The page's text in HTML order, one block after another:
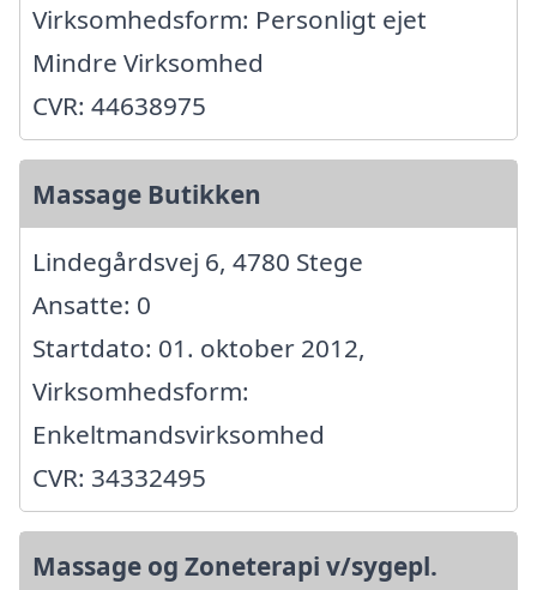
Virksomhedsform: Personligt ejet
Mindre Virksomhed
CVR: 44638975
Massage Butikken
Lindegårdsvej 6, 4780 Stege
Ansatte: 0
Startdato: 01. oktober 2012,
Virksomhedsform:
Enkeltmandsvirksomhed
CVR: 34332495
Massage og Zoneterapi v/sygepl.